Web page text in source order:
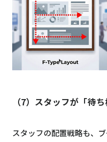
（7）スタッフが「待
スタッフの配置戦略も、